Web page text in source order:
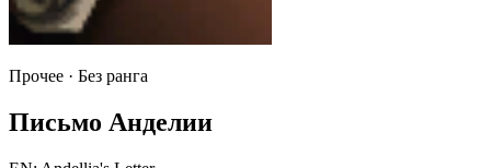
Прочее · Без ранга
Письмо Анделии